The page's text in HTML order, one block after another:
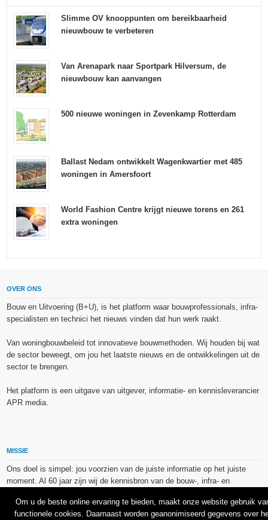
Slimme OV knooppunten om bereikbaarheid
nieuwbouw te verbeteren
Van Arenapark naar Sportpark Hilversum, de
nieuwbouw kan aanvangen
500 nieuwe woningen in Zevenkamp Rotterdam
Ballast Nedam ontwikkelt Wagenkwartier met 485
woningen in Amersfoort
World Fashion Centre krijgt nieuwe torens en 261
extra woningen
OVER ONS
Bouw en Uitvoering (B+U), is het platform waar bouwprofessionals, infra-
specialisten en technici het nieuws vinden dat hun werk raakt.
Van woningbouwbeleid tot innovatieve bouwmethoden. Wij houden bij wat
de sector beweegt, om jou het laatste nieuws en de ontwikkelingen uit de
sector te brengen.
Het platform is een uitgave van uitgever, informatie- en kennisleverancier
APR media.
MISSIE
Ons doel is simpel: jou voorzien van de juiste informatie op het juiste
moment. Al 60 jaar zijn wij de kennisbron van de bouw-, infra- en
De op dit platform gebruikte afbeeldingen, illustraties en foto’s zijn ofwel
Om u de beste online ervaring te bieden, maakt onze website gebruik
functionele cookies. Daarnaast worden geanonimiseerd gegevens over